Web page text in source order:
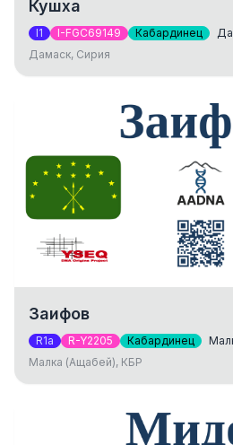
Кушха
I1 I-FGC69149 Кабардинец
Дамаск, Сирия
Заифов
R1a R-Y2205 Кабардинец
Малка (Ащабей), КБР